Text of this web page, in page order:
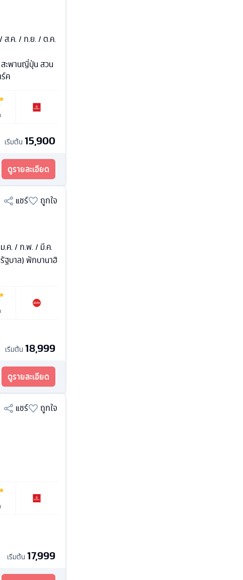
ส.ค. / ก.ย. / ต.ค.
ะพานญี่ปุ่น สวน
ค
เริ่มต้น 15,900
ดูรายละเอียด
แชร์
ถูกใจ
.ค. / ก.พ. / มี.ค.
ฐบาล) พักบานาฮิ
เริ่มต้น 18,999
ดูรายละเอียด
แชร์
ถูกใจ
เริ่มต้น 17,999